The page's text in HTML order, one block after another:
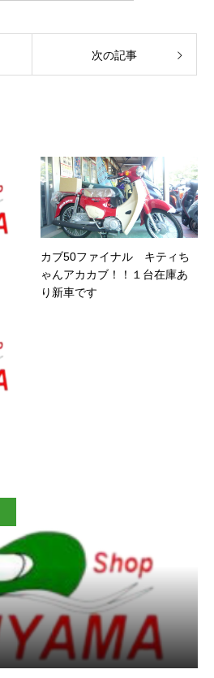
次の記事
カブ50ファイナル キティち
ゃんアカカブ！！１台在庫あ
り新車です